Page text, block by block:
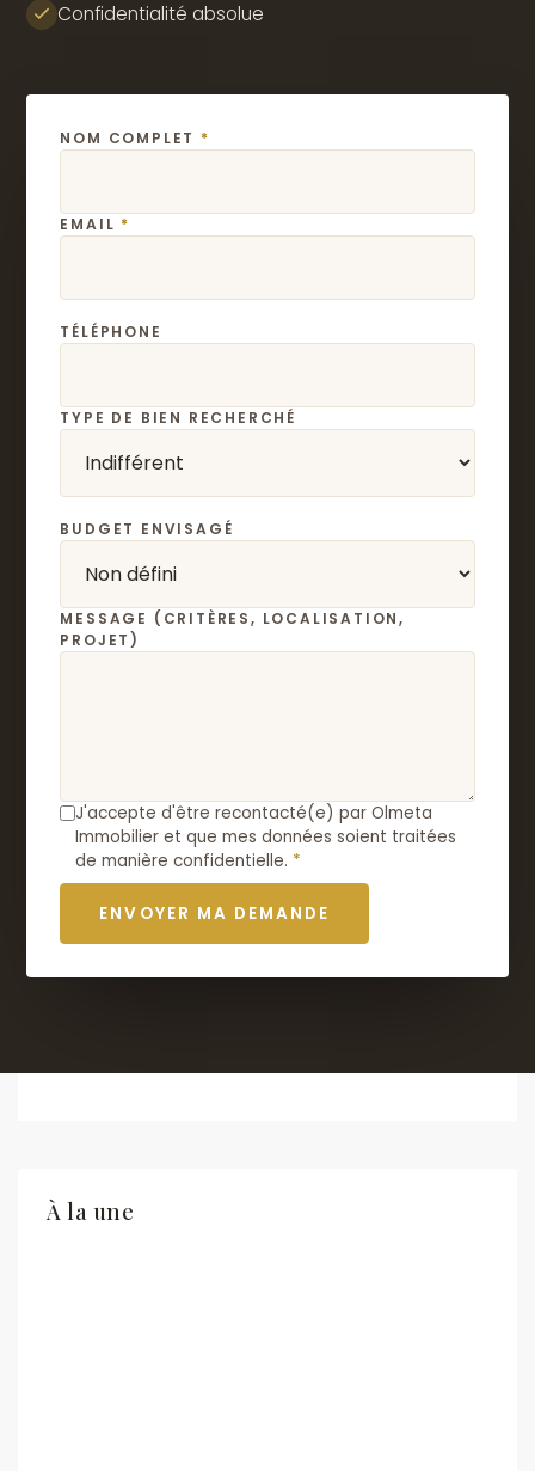
Confidentialité absolue
NOM COMPLET *
EMAIL *
TÉLÉPHONE
TYPE DE BIEN RECHERCHÉ
BUDGET ENVISAGÉ
MESSAGE (CRITÈRES, LOCALISATION,
PROJET)
J'accepte d'être recontacté(e) par Olmeta
Immobilier et que mes données soient traitées
de manière confidentielle. *
ENVOYER MA DEMANDE
À la une